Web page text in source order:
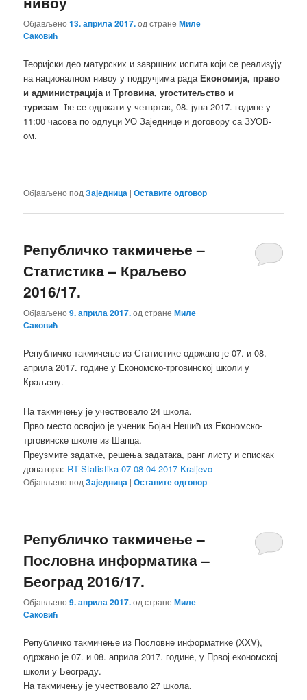
Објављено13. априла 2017.од странеМиле
Саковић
Теоријски део матурских и завршних испита који се реализују
на националном нивоу у подручјима радаЕкономија, право
и администрацијаиТрговина, угоститељство и
туризам ће се одржати у четвртак, 08. јуна 2017. године у
11:00 часова по одлуци УО Заједнице и договору са ЗУОВ-
ом.
Објављено под Заједница |Оставите одговор
Републичко такмичење –
Статистика – Краљево
2016/17.
Објављено9. априла 2017.од странеМиле
Саковић
Републичко такмичење из Статистике одржано је 07. и 08.
априла 2017. године у Економско-трговинској школи у
Краљеву.
На такмичењу је учествовало 24 школа.
Прво место освојио је ученик Бојан Нешић из Економско-
трговинске школе из Шапца.
Преузмите задатке, решења задатака, ранг листу и спискак
донатора: RT-Statistika-07-08-04-2017-Kraljevo
Објављено под Заједница |Оставите одговор
Републичко такмичење –
Пословна информатика –
Београд 2016/17.
Објављено9. априла 2017.од странеМиле
Саковић
Републичко такмичење из Пословне информатике (XXV),
одржано је 07. и 08. априла 2017. године, у Првој економској
школи у Београду.
На такмичењу је учествовало 27 школа.